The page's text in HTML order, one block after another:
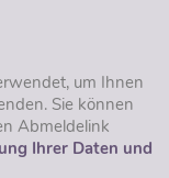
um Ihnen
Sie können
Abmeldelink
Ihrer Daten und